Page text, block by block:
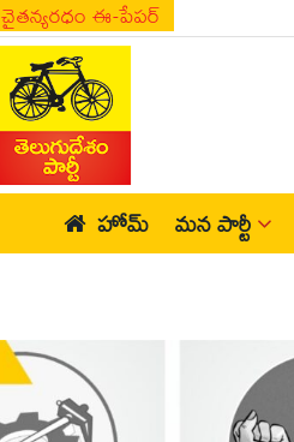
చైతన్యరధం ఈ-పేపర్
హోమ్ మన పార్టీ